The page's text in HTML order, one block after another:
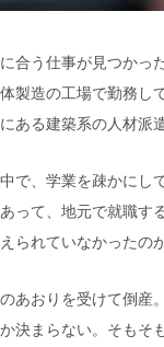
合う仕事が見つか
製造の工場で勤務し
ある建築系の人材派
で、学業を疎かにし
って、地元で就職す
られていなかったの
あおりを受けて倒産
決まらない。そもそ